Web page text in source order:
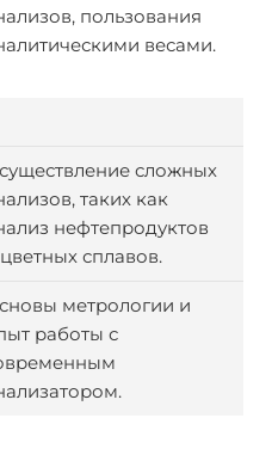
пользования
весами.
сложных
таких как
нефтепродуктов
сплавов.
метрологии и
работы с